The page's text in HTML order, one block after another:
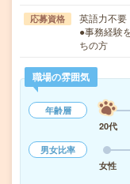
応募資格
英語力不要
●事務経験
ちの方
職場の雰囲気
年齢層
20代
男女比率
女性